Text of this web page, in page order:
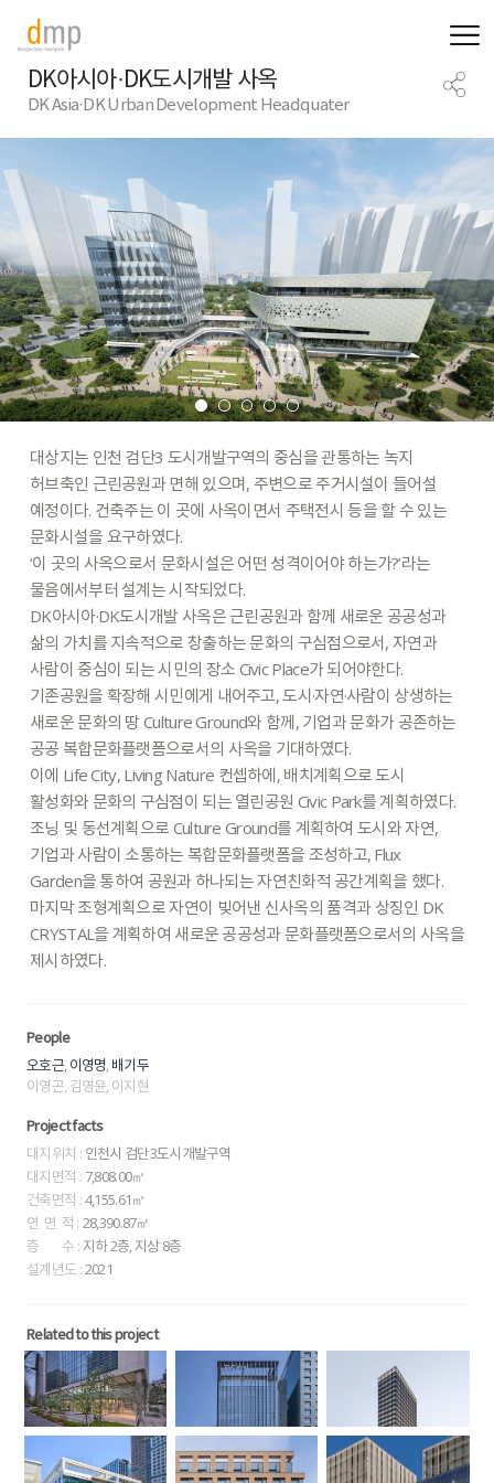
DK아시아·DK도시개발 사옥
DK Asia·DK Urban Development Headquater
대상지는 인천 검단3 도시개발구역의 중심을 관통하는 녹지
허브축인 근린공원과 면해 있으며, 주변으로 주거시설이 들어설
예정이다. 건축주는 이 곳에 사옥이면서 주택전시 등을 할 수 있는
문화시설을 요구하였다.
‘이 곳의 사옥으로서 문화시설은 어떤 성격이어야 하는가?’라는
물음에서부터 설계는시작되었다.
DK아시아·DK도시개발 사옥은근린공원과 함께 새로운 공공성과
삶의 가치를 지속적으로 창출하는문화의 구심점으로서, 자연과
사람이 중심이 되는시민의 장소 Civic Place가되어야한다.
기존공원을 확장해 시민에게 내어주고,도시·자연·사람이 상생하는
새로운문화의 땅 CultureGround와 함께, 기업과문화가 공존하는
공공 복합문화플랫폼으로서의 사옥을 기대하였다.
이에 LifeCity, Living Nature 컨셉하에, 배치계획으로도시
활성화와 문화의 구심점이 되는 열린공원 Civic Park를계획하였다.
조닝 및 동선계획으로 Culture Ground를 계획하여 도시와자연,
기업과사람이 소통하는 복합문화플랫폼을 조성하고, Flux
Garden을통하여 공원과 하나되는자연친화적 공간계획을 했다.
마지막조형계획으로자연이 빚어낸 신사옥의 품격과 상징인 DK
CRYSTAL을 계획하여 새로운 공공성과문화플랫폼으로서의 사옥을
제시하였다.
People
오호근, 이영명, 배기두
이영곤, 김영윤, 이지현
Project facts
대지위치 : 인천시 검단3도시개발구역
대지면적 : 7,808.00㎡
건축면적 :4,155.61㎡
연 면 적 : 28,390.87㎡
층 수 : 지하 2층, 지상 8층
설계년도 :2021
Related to this project